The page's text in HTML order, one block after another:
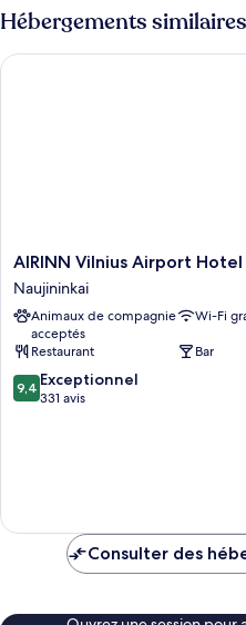
Hébergements similaires
AIRINN
Vilnius
Airport
Hotel
RENOVATED
2025
Naujininkai
AIRINN Vilnius Airport Hotel
Naujininkai
Animaux de compagnie
acceptés
Wi-Fi
Restaurant
Bar
9.4
sur
9,4 Exceptionnel
331 avis
AIRINN Vilnius Airport Hotel
Consulter des